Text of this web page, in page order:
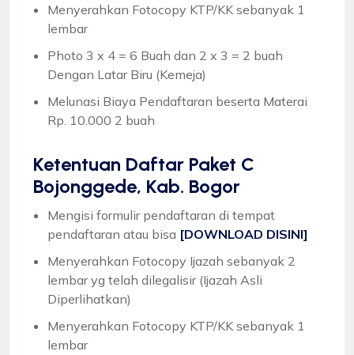
Menyerahkan Fotocopy KTP/KK sebanyak 1
lembar
Photo 3 x 4 = 6 Buah dan 2 x 3 = 2 buah
Dengan Latar Biru (Kemeja)
Melunasi Biaya Pendaftaran beserta Materai
Rp. 10.000 2 buah
Ketentuan Daftar Paket C
Bojonggede, Kab. Bogor
Mengisi formulir pendaftaran di tempat
pendaftaran atau bisa [DOWNLOAD DISINI]
Menyerahkan Fotocopy Ijazah sebanyak 2
lembar yg telah dilegalisir (Ijazah Asli
Diperlihatkan)
Menyerahkan Fotocopy KTP/KK sebanyak 1
lembar